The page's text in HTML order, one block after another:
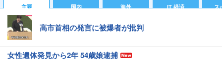
主要 国内 海外 IT 経済 ス
高市首相の発言に被爆者が批判
女性遺体発見から2年 54歳娘逮捕